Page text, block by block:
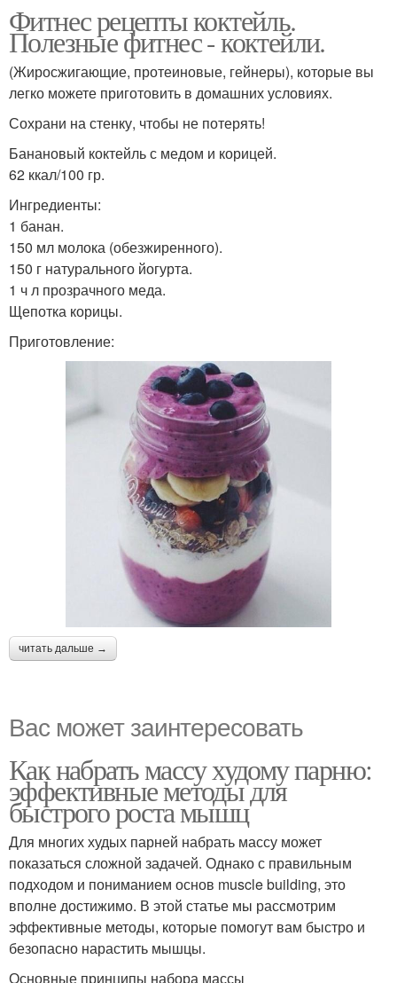
Полезный коктейль Соевый коктейль
Коктейль для
похудения
Фруктово-злаковый
Молочный коктейль
Протеиновые коктейли Творожный коктейль
Фитнес рецепты коктейль.
Полезные фитнес - коктейли.
(Жиросжигающие, протеиновые, гейнеры), которые вы
легко можете приготовить в домашних условиях.
Сохрани на стенку, чтобы не потерять!
Банановый коктейль с медом и корицей.
62 ккал/100 гр.
Ингредиенты:
1 банан.
150 мл молока (обезжиренного).
150 г натурального йогурта.
1 ч л прозрачного меда.
Щепотка корицы.
Приготовление:
читать дальше →
Вас может заинтересовать
Как набрать массу худому парню:
эффективные методы для
быстрого роста мышц
Для многих худых парней набрать массу может
показаться сложной задачей. Однако с правильным
подходом и пониманием основ muscle building, это
вполне достижимо. В этой статье мы рассмотрим
эффективные методы, которые помогут вам быстро и
безопасно нарастить мышцы.
Основные принципы набора массы